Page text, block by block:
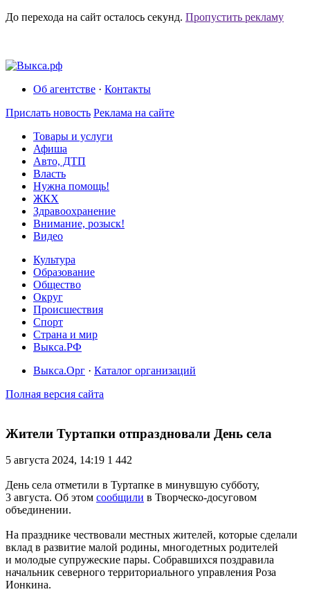
До перехода на сайт осталось секунд. Пропустить рекламу
Об агентстве · Контакты
Прислать новость Реклама на сайте
Товары и услуги
Афиша
Авто, ДТП
Власть
Нужна помощь!
ЖКХ
Здравоохранение
Внимание, розыск!
Видео
Культура
Образование
Общество
Округ
Происшествия
Спорт
Страна и мир
Выкса.РФ
Выкса.Орг · Каталог организаций
Полная версия сайта
Жители Туртапки отпраздновали День села
5 августа 2024, 14:19 1 442
День села отметили в Туртапке в минувшую субботу,
3 августа. Об этом сообщили в Творческо-досуговом
объединении.
На празднике чествовали местных жителей, которые сделали
вклад в развитие малой родины, многодетных родителей
и молодые супружеские пары. Собравшихся поздравила
начальник северного территориального управления Роза
Ионкина.